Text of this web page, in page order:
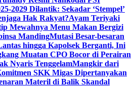
2029 Dilantik: Sekadar ‘Stempel’
Hak Rakyat?Ayam Teriyaki
Mewahnya Menu Makan Bergizi
MandingMutasi Besar-besaran
hingga Kapolsek Berganti, Ini
Muatan CPO Bocor di Perairan
Nyaris TenggelamMangkir dari
SKK Migas Dipertanyakan
Materil di Balik Skandal